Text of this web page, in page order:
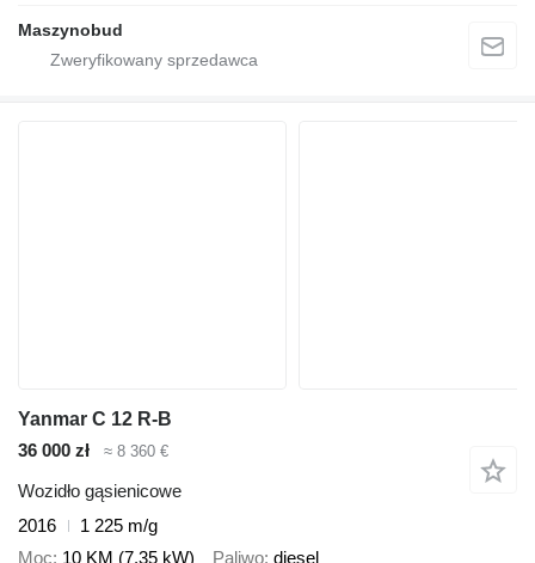
Maszynobud
Yanmar C 12 R-B
36 000 zł
≈ 8 360 €
Wozidło gąsienicowe
2016
1 225 m/g
Moc 10 KM (7.35 kW) Paliwo diesel